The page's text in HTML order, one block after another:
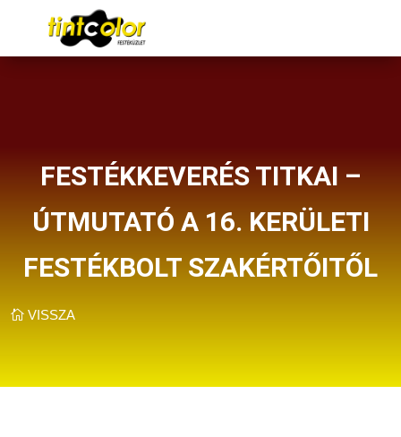
FESTÉKKEVERÉS TITKAI –
ÚTMUTATÓ A 16. KERÜLETI
FESTÉKBOLT SZAKÉRTŐITŐL
VISSZA